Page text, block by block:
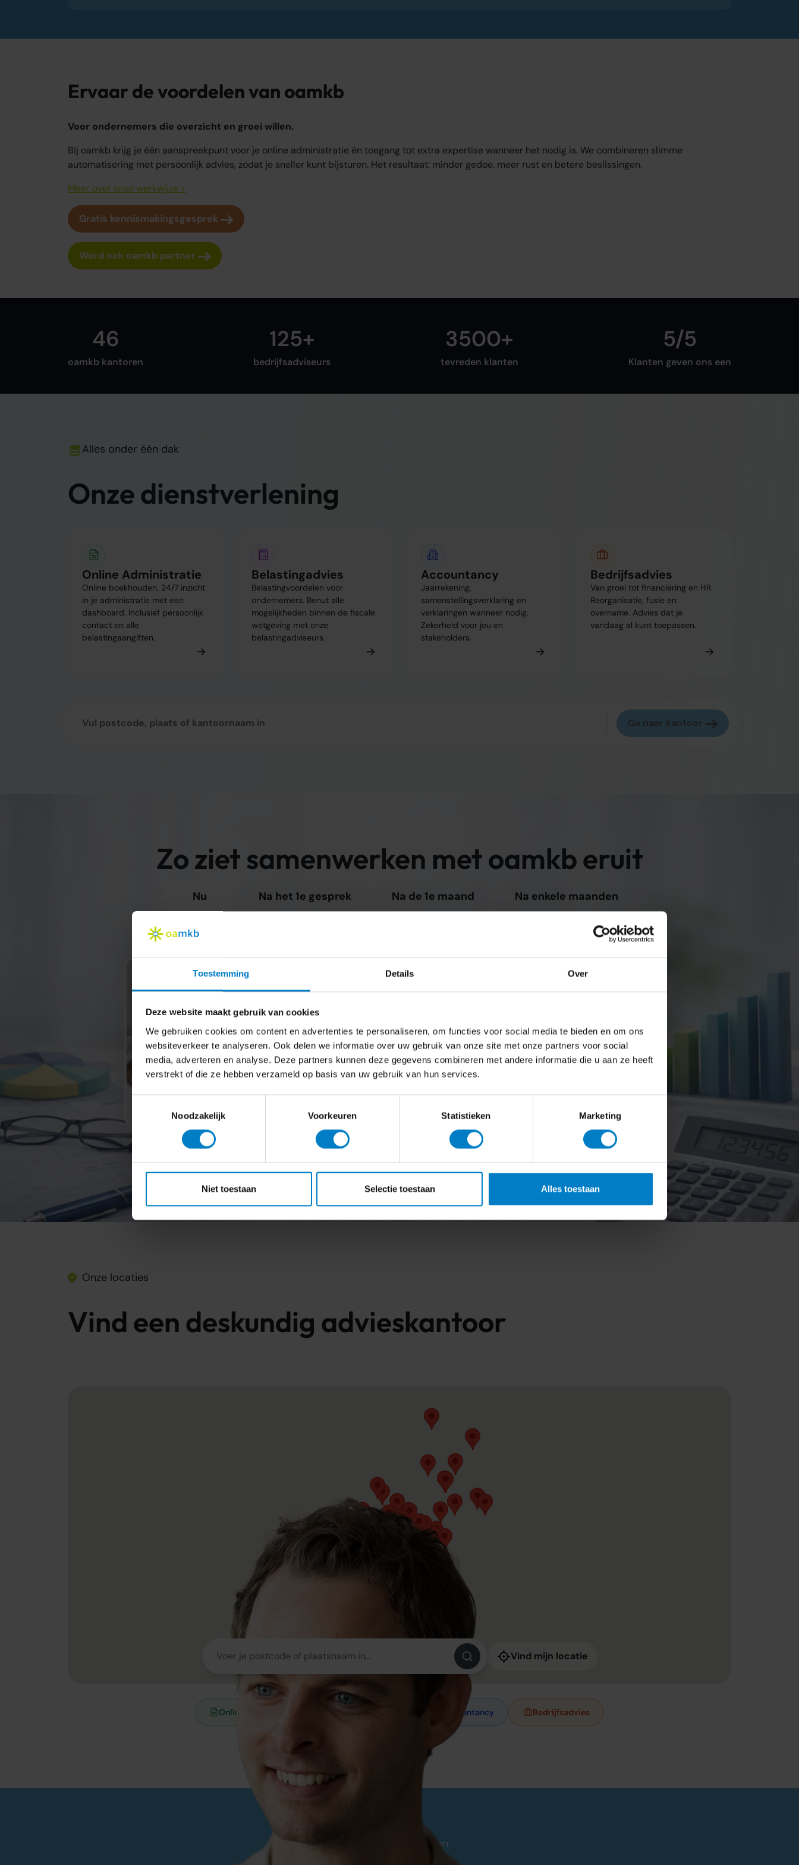
Toestemming Details Over
Deze website maakt gebruik van cookies
We gebruiken cookies om content en advertenties te personaliseren, om functies voor social media te bieden en om ons
websiteverkeer te analyseren. Ook delen we informatie over uw gebruik van onze site met onze partners voor social
media, adverteren en analyse. Deze partners kunnen deze gegevens combineren met andere informatie die u aan ze heeft
verstrekt of die ze hebben verzameld op basis van uw gebruik van hun services.
Noodzakelijk
Voorkeuren Statistieken Marketing
Niet toestaan Selectie toestaan Alles toestaan
Ervaar de voordelen van oamkb
Voor ondernemers die overzicht en groei willen.
Bij oamkb krijg je één aanspreekpunt voor je online administratie én toegang tot extra expertise wanneer het nodig is. We combineren slimme
automatisering met persoonlijk advies, zodat je sneller kunt bijsturen. Het resultaat: minder gedoe, meer rust en betere beslissingen.
Meer over onze werkwijze >
Gratis kennismakingsgesprek
Word ook oamkb partner
46
oamkb kantoren
125+
bedrijfsadviseurs
3500+
tevreden klanten
5/5
Klanten geven ons een
Alles onder één dak
Onze dienstverlening
Online Administratie
Online boekhouden, 24/7 inzicht
in je administratie met een
dashboard. Inclusief persoonlijk
contact en alle
belastingaangiften.
Belastingadvies
Belastingvoordelen voor
ondernemers. Benut alle
mogelijkheden binnen de fiscale
wetgeving met onze
belastingadviseurs.
Accountancy
Jaarrekening,
samenstellingsverklaring en
verklaringen wanneer nodig.
Zekerheid voor jou en
stakeholders.
Bedrijfsadvies
Van groei tot financiering en HR.
Reorganisatie, fusie en
overname. Advies dat je
vandaag al kunt toepassen.
Ga naar kantoor
Zo ziet samenwerken met oamkb eruit
Nu Na het 1e gesprek Na de 1e maand Na enkele maanden
Je weet precies wat we oppakken en hoe we het inrichten. Heldere afspraken,
zonder twijfel een goede keuze kunt maken.
Gratis kennismakingsgesprek
Onze locaties
Vind een deskundig advieskantoor
Vind mijn locatie
Online Administratie Accountancy Bedrijfsadvies
Echte ervaringen